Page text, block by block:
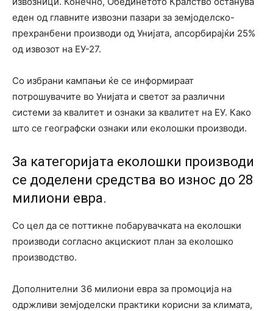
еден од главните извозни пазари за земјоделско-
прехранбени производи од Унијата, апсорбирајќи 25%
од извозот на ЕУ-27.
Со избрани кампањи ќе се информираат
потрошувачите во Унијата и светот за различни
системи за квалитет и ознаки за квалитет на ЕУ. Како
што се географски ознаки или еколошки производи.
За категоријата еколошки производи
се доделени средства во износ до 28
милиони евра.
Со цел да се поттикне побарувачката на еколошки
производи согласно акцискиот план за еколошко
производство.
Дополнителни 36 милиони евра за промоција на
одржливи земјоделски практики корисни за климата,